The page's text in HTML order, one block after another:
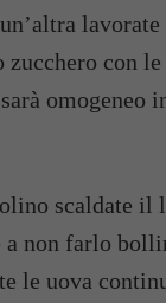
zucchero con
omogeneo
scaldate il
a non farlo
le uova